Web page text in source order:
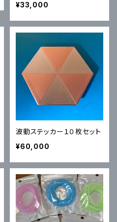
¥33,000
波動ステッカー１０枚セット
¥60,000